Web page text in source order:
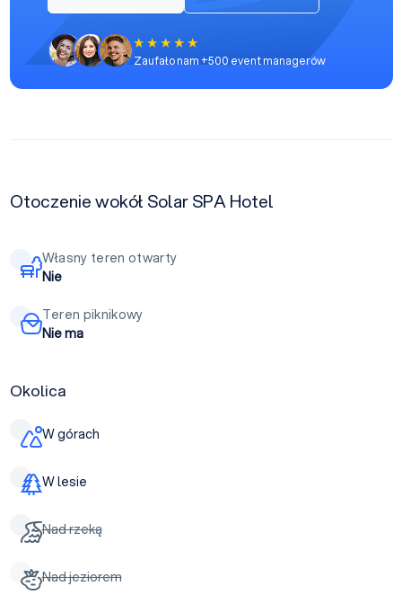
Zaufało nam +500 event managerów
Otoczenie wokół Solar SPA Hotel
Własny teren otwarty
Nie
Teren piknikowy
Nie ma
Okolica
W górach
W lesie
Nad rzeką
Nad jeziorem